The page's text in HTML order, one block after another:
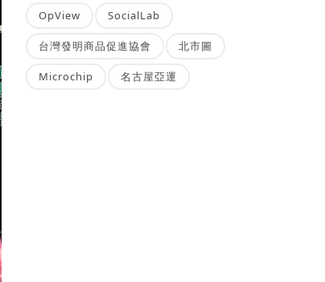
OpView SocialLab
台灣發明商品促進協會 北市圖
Microchip 名古屋亞運